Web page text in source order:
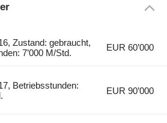
Zustand: gebraucht,
7’000 M/Std.
EUR 60’000
Betriebsstunden:
EUR 90’000